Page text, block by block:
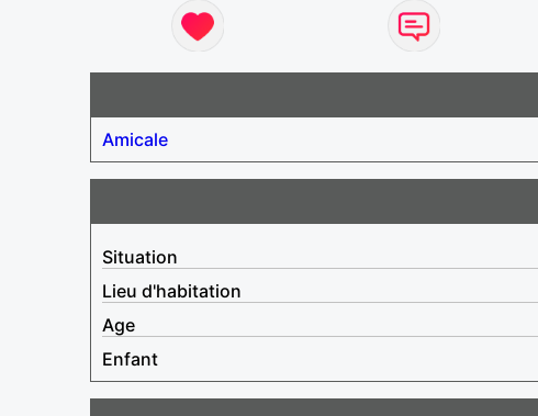
Amicale
Situation
Lieu d'habitation
Age
Enfant